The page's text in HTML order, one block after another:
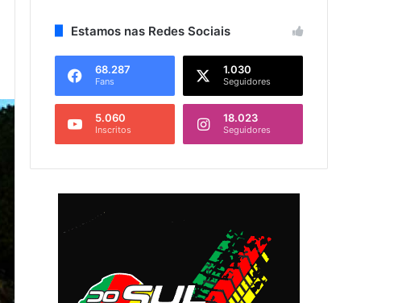
Estamos nas Redes Sociais
68.287
Fans
1.030
Seguidores
5.060
Inscritos
18.023
Seguidores